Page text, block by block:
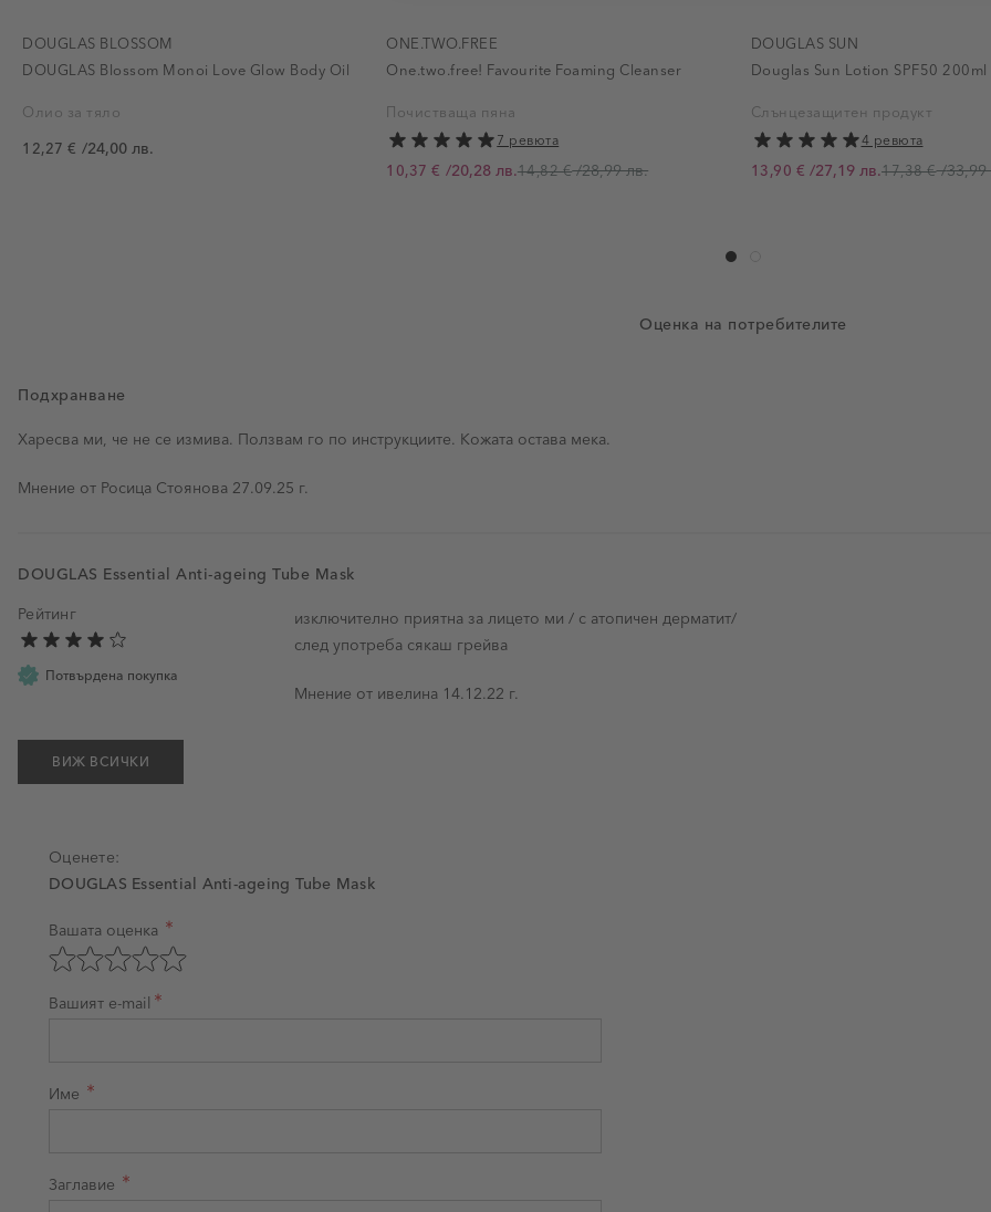
DOUGLAS BLOSSOM
DOUGLAS Blossom Monoi Love Glow Body Oil
Олио за тяло
12,27 € /24,00 лв.
ONE.TWO.FREE
One.two.free! Favourite Foaming Cleanser
Почистваща пяна
7 ревюта
Промо цена
10,37 € /20,28 лв.14,82 €/28,99 лв.
DOUGLAS SUN
Douglas Sun Lotion SPF50 200ml
Слънцезащитен продукт
4 ревюта
Промо цена
13,90 € /27,19 лв.17,38 €/33,99
Оценка на потребителите
Подхранване
Харесва ми, че не се измива. Ползвам го по инструкциите. Кожата остава мека.
Мнение от Росица Стоянова 27 септември 2025 г.
27.09.25 г.
DOUGLAS Essential Anti-ageing Tube Mask
Рейтинг
Потвърдена покупка
изключително приятна за лицето ми / с атопичен дерматит/
след употреба сякаш грейва
Мнение от ивелина 14 декември 2022 г.
14.12.22 г.
ВИЖ ВСИЧКИ
Оценете:
DOUGLAS Essential Anti-ageing Tube Mask
Оценка на продукт
Вашата оценка
Оценете с 1 звезда от 5
Оценете с 2 звезди от 5
Оценете с 3 звезди от 5
Оценете с 4 звезди от 5
Оценете с 5 звезди от 5
Вашият e-mail
Име
Заглавие